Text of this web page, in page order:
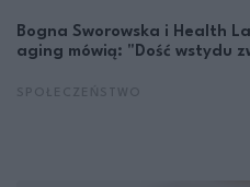
Bogna Sworowska i Health
aging mówią: "Dość wstydu